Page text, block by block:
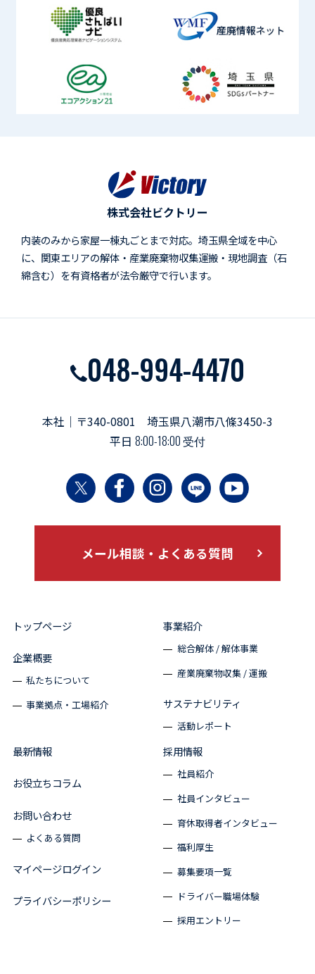
株式会社ビクトリー
内装のみから家屋一棟丸ごとまで対応。埼玉県全域を中心
に、関東エリアの解体・産業廃棄物収集運搬・現地調査（石
綿含む）を有資格者が法令厳守で行います。
048-994-4470
本社｜〒340-0801 埼玉県八潮市八條3450-3
平日 8:00-18:00 受付
メール相談・よくある質問
トップページ
企業概要
私たちについて
事業拠点・工場紹介
事業紹介
総合解体 / 解体事業
産業廃棄物収集 / 運搬
サステナビリティ
活動レポート
最新情報
お役立ちコラム
お問い合わせ
よくある質問
マイページログイン
プライバシーポリシー
採用情報
社員紹介
社員インタビュー
育休取得者インタビュー
福利厚生
募集要項一覧
ドライバー職場体験
採用エントリー